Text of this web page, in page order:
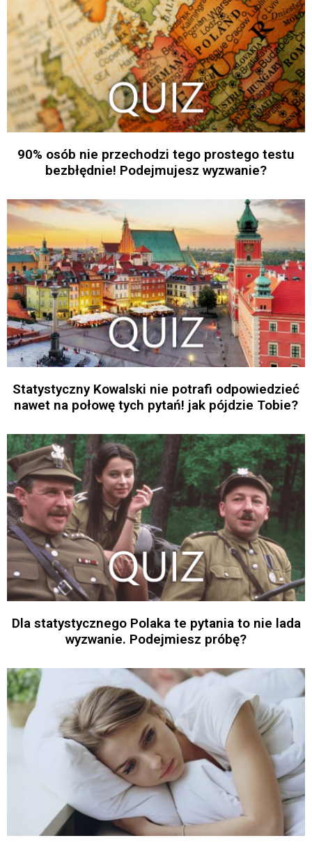
90% osób nie przechodzi tego prostego testu
bezbłędnie! Podejmujesz wyzwanie?
Statystyczny Kowalski nie potrafi odpowiedzieć
nawet na połowę tych pytań! jak pójdzie Tobie?
Dla statystycznego Polaka te pytania to nie lada
wyzwanie. Podejmiesz próbę?